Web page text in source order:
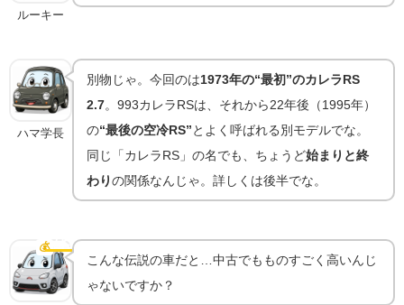
ルーキー
ハマ学長
別物じゃ。今回のは1973年の“最初”のカレラRS
2.7。993カレラRSは、それから22年後（1995年）
の“最後の空冷RS” とよく呼ばれる別モデルでな。
同じ「カレラRS」の名でも、ちょうど始まりと終
わりの関係なんじゃ。詳しくは後半でな。
💰 中古相場
カレラRS 2.7は今いくら？“最も高い911”の相場
こんな伝説の車だと…中古でもものすごく高いんじ
ゃないですか？